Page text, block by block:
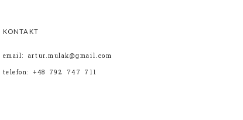
KONTAKT
email: artur.mulak@gmail.com
telefon: +48 792 747 711